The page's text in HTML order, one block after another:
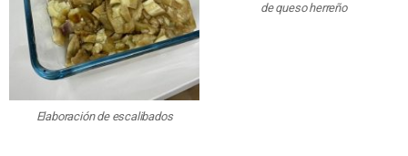
Elaboración de escalibados
de queso herreño